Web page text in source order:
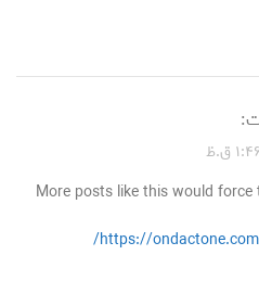
More posts like this would force
https://